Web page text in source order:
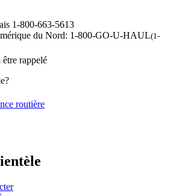
1-800-663-5613
du Nord: 1-800-GO-U-HAUL(1-
rappelé
routière